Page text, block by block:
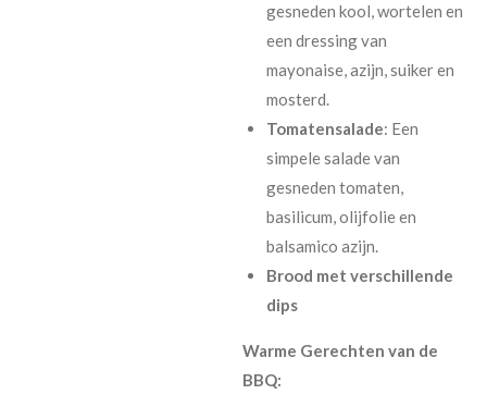
gesneden kool, wortelen en
een dressing van
mayonaise, azijn, suiker en
mosterd.
Tomatensalade: Een
simpele salade van
gesneden tomaten,
basilicum, olijfolie en
balsamico azijn.
Brood met verschillende
dips
Warme Gerechten van de
BBQ: